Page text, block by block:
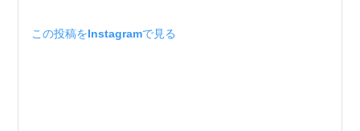
この投稿をInstagramで見る